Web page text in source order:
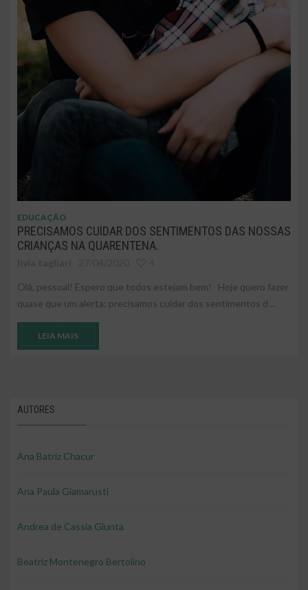
EDUCAÇÃO
PRECISAMOS CUIDAR DOS SENTIMENTOS DAS NOSSAS
CRIANÇAS NA QUARENTENA.
Olá, pessoal! Espero que todos estejam bem! Hoje quero fazer
quase que um alerta: precisamos cuidar dos sentimentos d ...
LEIA MAIS
AUTORES
Ana Batriz Chacur
Ana Paula Giamarusti
Andrea de Cassia Giunta
Beatriz Montenegro Bertolino